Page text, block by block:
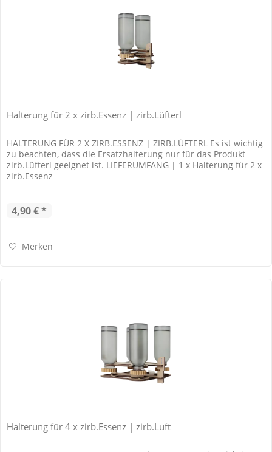
Halterung für 2 x zirb.Essenz | zirb.Lüfterl
HALTERUNG FÜR 2 X ZIRB.ESSENZ | ZIRB.LÜFTERL Es ist wichtig
zu beachten, dass die Ersatzhalterung nur für das Produkt
zirb.Lüfterl geeignet ist. LIEFERUMFANG | 1 x Halterung für 2 x
zirb.Essenz
4,90 € *
Merken
Halterung für 4 x zirb.Essenz | zirb.Luft